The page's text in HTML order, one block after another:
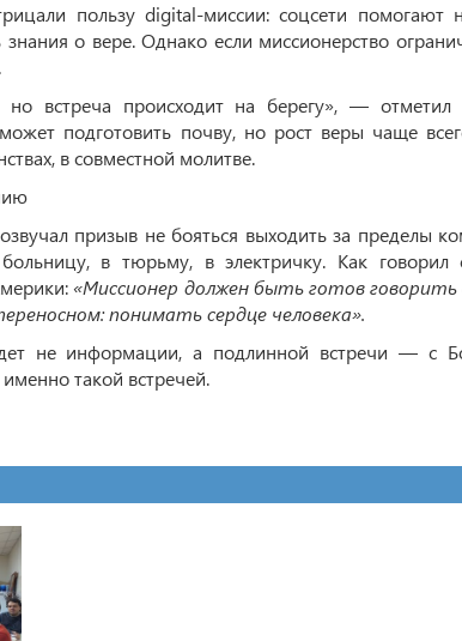
пользу digital-миссии: соцсети помогают
знания о вере. Однако если миссионерство
встреча происходит на берегу», — отметил
подготовить почву, но рост веры чаще
в совместной молитве.
призыв не бояться выходить за пределы
в тюрьму, в электричку. Как говорил
«Миссионер должен быть готов
понимать сердце человека».
не информации, а подлинной встречи — с
такой встречей.